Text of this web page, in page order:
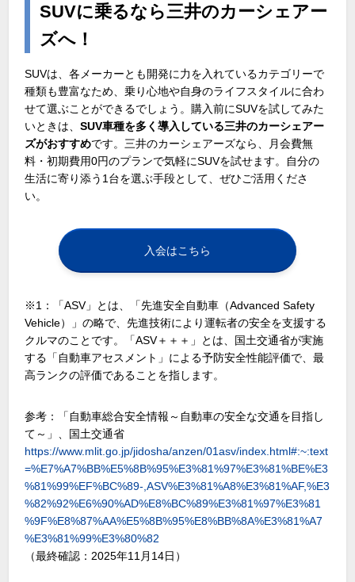
SUVに乗るなら三井のカーシェアー
ズへ！
SUVは、各メーカーとも開発に力を入れているカテゴリーで
種類も豊富なため、乗り心地や自身のライフスタイルに合わ
せて選ぶことができるでしょう。購入前にSUVを試してみた
いときは、SUV車種を多く導入している三井のカーシェアー
ズがおすすめです。三井のカーシェアーズなら、月会費無
料・初期費用0円のプランで気軽にSUVを試せます。自分の
生活に寄り添う 1 台を選ぶ手段として、ぜひご活用くださ
い。
入会はこちら
※1：「ASV」とは、「先進安全自動車（Advanced Safety
Vehicle）」の略で、先進技術により運転者の安全を支援する
クルマのことです。「ASV＋＋＋」とは、国土交通省が実施
する「自動車アセスメント」による予防安全性能評価で、最
高ランクの評価であることを指します。
参考：「自動車総合安全情報～自動車の安全な交通を目指し
て～」、国土交通省
https://www.mlit.go.jp/jidosha/anzen/01asv/index.html#:~:text
=%E7%A7%BB%E5%8B%95%E3%81%97%E3%81%BE%E3
%81%99%EF%BC%89-,ASV%E3%81%A8%E3%81%AF,%E3
%82%92%E6%90%AD%E8%BC%89%E3%81%97%E3%81
%9F%E8%87%AA%E5%8B%95%E8%BB%8A%E3%81%A7
%E3%81%99%E3%80%82
（最終確認：2025年11月14日）